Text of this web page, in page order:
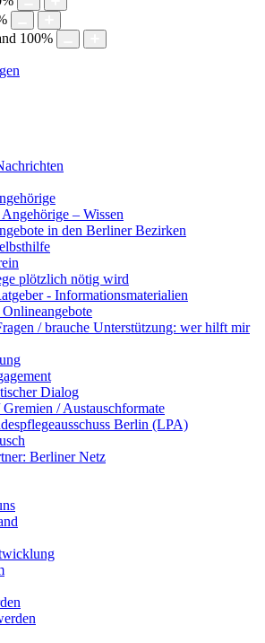
100%
– Wissen
in den Berliner Bezirken
plötzlich nötig wird
- Informationsmaterialien
/ brauche Unterstützung: wer hilft mir
Dialog
/ Austauschformate
Berlin (LPA)
Berliner Netz